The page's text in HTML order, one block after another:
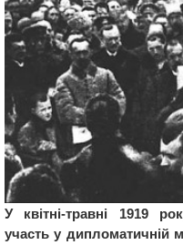
У квітні-травні 1919
участь у дипломатичній